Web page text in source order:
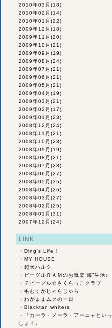
2010年03月 (18)
2010年02月 (14)
2010年01月 (22)
2009年12月 (18)
2009年11月 (20)
2009年10月 (21)
2009年09月 (19)
2009年08月 (24)
2009年07月 (21)
2009年06月 (21)
2009年05月 (21)
2009年04月 (19)
2009年03月 (21)
2009年02月 (17)
2009年01月 (23)
2008年12月 (24)
2008年11月 (21)
2008年10月 (23)
2008年09月 (19)
2008年08月 (21)
2008年07月 (28)
2008年06月 (27)
2008年05月 (35)
2008年04月 (26)
2008年03月 (27)
2008年02月 (25)
2008年01月 (31)
2007年12月 (24)
LINK
・ Ding's Life！
・ MY HOUSE
・ 超犬ハルク
・
ビーグルＲＡＭのお気楽“海”生活♪
・ チビーグル☆さくらっこクラブ
・ 毛むくがじゃらじゃら
・ わがままムクの一日
・ Blacktan whiters
・
『カーラ・メーラ・アーニャといっ
しょ！』